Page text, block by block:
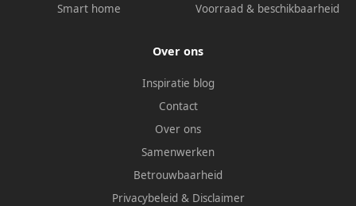
Smart home
Voorraad & beschikbaarheid
Over ons
Inspiratie blog
Contact
Over ons
Samenwerken
Betrouwbaarheid
Privacybeleid & Disclaimer